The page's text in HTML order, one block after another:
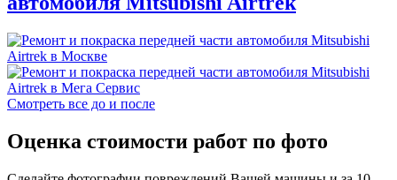
Смотреть все до и после
Оценка стоимости работ по фото